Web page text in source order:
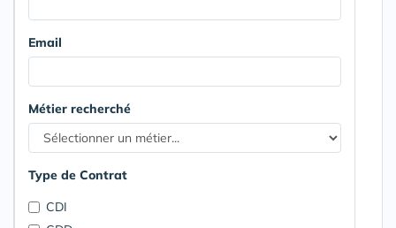
Email
Métier recherché
Type de Contrat
CDI